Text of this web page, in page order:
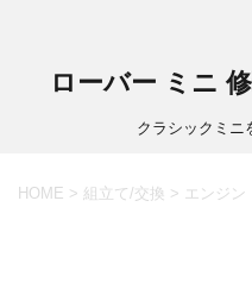
ローバー ミニ
クラシックミニ
HOME > 組立て/交換 > エンジン